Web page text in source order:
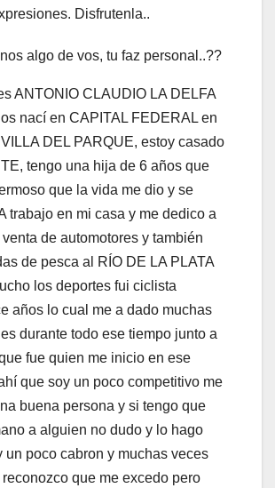
Disfrutenla..
algo de vos, tu faz personal..??
ANTONIO CLAUDIO LA DELFA
nací en CAPITAL FEDERAL en
DEL PARQUE, estoy casado
tengo una hija de 6 años que
que la vida me dio y se
trabajo en mi casa y me dedico a
venta de automotores y también
de pesca al RÍO DE LA PLATA
los deportes fui ciclista
años lo cual me a dado muchas
durante todo ese tiempo junto a
fue quien me inicio en ese
que soy un poco competitivo me
buena persona y si tengo que
a alguien no dudo y lo hago
un poco cabron y muchas veces
que me excedo pero